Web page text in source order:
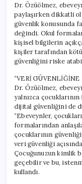
Dr. Özüölmez,
paylaşırken dikkatli
güvenlik konusunda
değindi. Okul
kişisel bilgilerin
kişiler tarafından
güvenliğini riske
“VERİ GÜVENLİĞİNE
Dr. Özüölmez,
yalnızca
dijital güvenliğini de
“Ebeveynler,
formalarından
çocuklarının
veri güvenliği
Çocuğunuzun kimlik
geçebilir ve bu,
kullandı.